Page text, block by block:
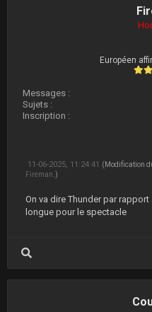
Européen
Messages :
Sujets :
Inscription :
11-06-2025, 11:24:41 (Modification
Fireman .)
On va dire Thunder par
longue pour le spectacle